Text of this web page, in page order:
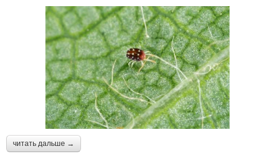
читать дальше →